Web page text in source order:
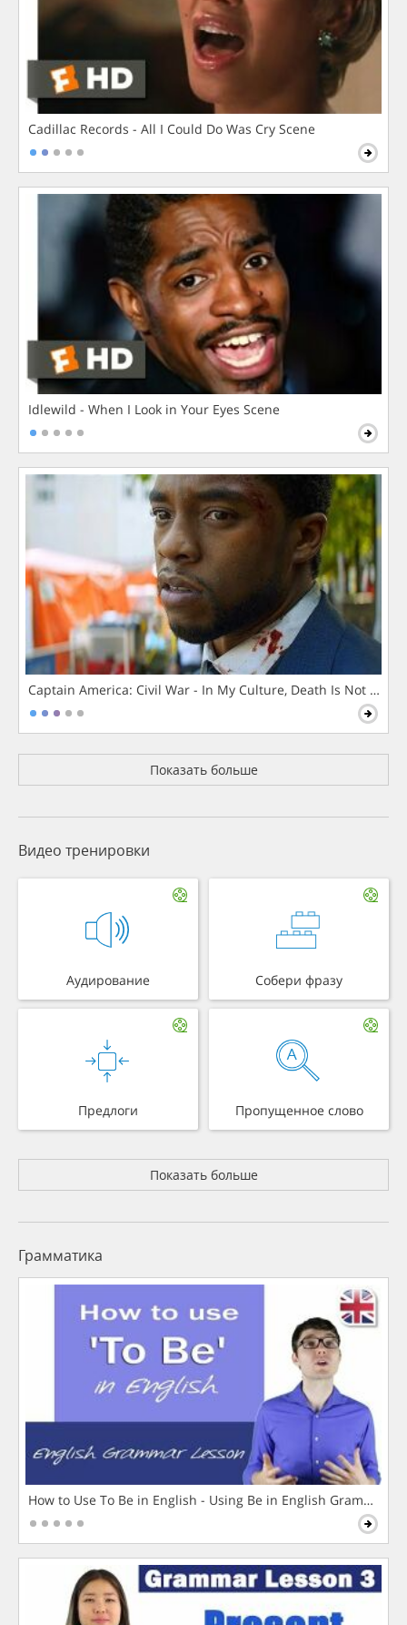
Cadillac Records - All I Could Do Was Cry Scene
Idlewild - When I Look in Your Eyes Scene
Captain America: Civil War - In My Culture, Death Is Not The
Показать больше
Видео тренировки
Аудирование Собери фразу
Предлоги Пропущенное слово
Показать больше
Грамматика
How to Use To Be in English - Using Be in English Grammar